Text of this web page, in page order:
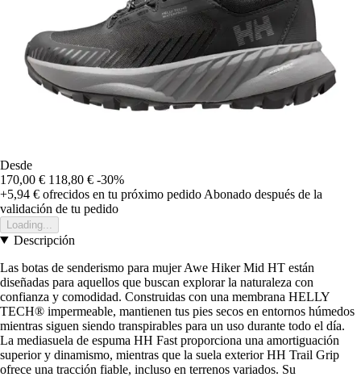
Desde
170,00 € 118,80 € -30%
+5,94 € ofrecidos en tu próximo pedido Abonado después de la
validación de tu pedido
Loading...
Descripción
Las botas de senderismo para mujer Awe Hiker Mid HT están
diseñadas para aquellos que buscan explorar la naturaleza con
confianza y comodidad. Construidas con una membrana HELLY
TECH® impermeable, mantienen tus pies secos en entornos húmedos
mientras siguen siendo transpirables para un uso durante todo el día.
La mediasuela de espuma HH Fast proporciona una amortiguación
superior y dinamismo, mientras que la suela exterior HH Trail Grip
ofrece una tracción fiable, incluso en terrenos variados. Su